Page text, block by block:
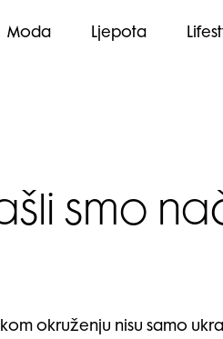
Moda Ljepota
smo
okruženju nisu samo